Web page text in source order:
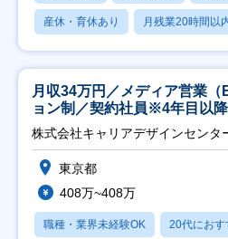
産休・育休あり 月残業20時間以
月収34万円／メディア営業
ョン制／契約社員※4年目以
株式会社キャリアデザインセンタ
東京都
408万~408万
職種・業界未経験OK 20代におす